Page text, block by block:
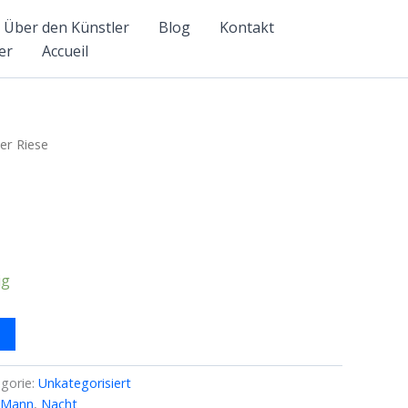
Über den Künstler Blog
Kontakt
Accueil
Riese
Unkategorisiert
Mann, Nacht